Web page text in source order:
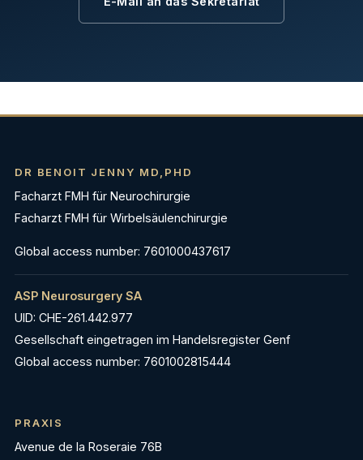
DR BENOIT JENNY MD,PHD
Facharzt FMH für Neurochirurgie
Facharzt FMH für Wirbelsäulenchirurgie
Global access number: 7601000437617
ASP Neurosurgery SA
UID: CHE-261.442.977
Gesellschaft eingetragen im Handelsregister Genf
Global access number: 7601002815444
PRAXIS
Avenue de la Roseraie 76B